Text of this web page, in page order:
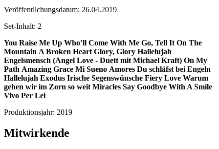
Veröffentlichungsdatum: 26.04.2019
Set-Inhalt: 2
You Raise Me Up Who’ll Come With Me Go, Tell It On The
Mountain A Broken Heart Glory, Glory Hallelujah
Engelsmensch (Angel Love - Duett mit Michael Kraft) On My
Path Amazing Grace Mi Sueno Amores Du schläfst bei Engeln
Hallelujah Exodus Irische Segenswünsche Fiery Love Warum
gehen wir im Zorn so weit Miracles Say Goodbye With A Smile
Vivo Per Lei
Produktionsjahr: 2019
Mitwirkende